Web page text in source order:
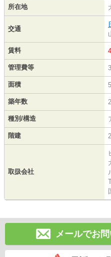
所在地
交通
賃料
管理費等
面積
築年数
種別/構造
階建
取扱会社
メールでお